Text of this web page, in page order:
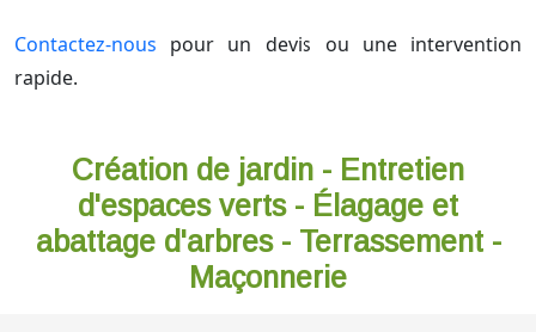
Contactez-nous pour un devis ou une intervention
rapide.
Création de jardin - Entretien
d'espaces verts - Élagage et
abattage d'arbres - Terrassement -
Maçonnerie